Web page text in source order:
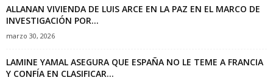
ALLANAN VIVIENDA DE LUIS ARCE EN LA PAZ EN EL MARCO DE
INVESTIGACIÓN POR...
marzo 30, 2026
LAMINE YAMAL ASEGURA QUE ESPAÑA NO LE TEME A FRANCIA
Y CONFÍA EN CLASIFICAR...